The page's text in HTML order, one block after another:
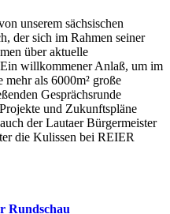
unserem sächsischen
der sich im Rahmen seiner
über aktuelle
willkommener Anlaß, um im
mehr als 6000m² große
Gesprächsrunde
und Zukunftspläne
der Lautaer Bürgermeister
die Kulissen bei REIER
Rundschau